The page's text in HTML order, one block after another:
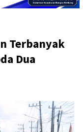
Terbanyak
Dua